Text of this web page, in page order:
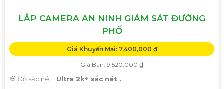
LẮP CAMERA AN NINH GIÁM SÁT ĐƯỜNG
PHỐ
Giá Khuyến Mại: 7,400,000 ₫
Giá Bán: 9,520,000 ₫
💯 Độ sắc nét : Ultra 2k+ sắc nét .